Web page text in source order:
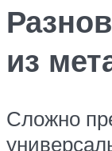
из
Сложно